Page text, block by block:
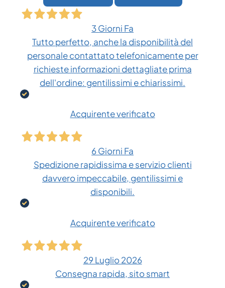
3 Giorni Fa
Tutto perfetto, anche la disponibilità del
personale contattato telefonicamente per
richieste informazioni dettagliate prima
dell'ordine: gentilissimi e chiarissimi.
Acquirente verificato
6 Giorni Fa
Spedizione rapidissima e servizio clienti
davvero impeccabile, gentilissimi e
disponibili.
Acquirente verificato
29 Luglio 2026
Consegna rapida, sito smart